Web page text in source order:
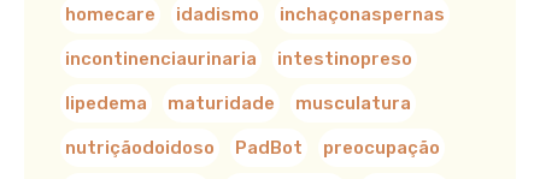
homecare idadismo inchaçonaspernas
incontinenciaurinaria intestinopreso
lipedema maturidade musculatura
nutriçãodoidoso PadBot preocupação